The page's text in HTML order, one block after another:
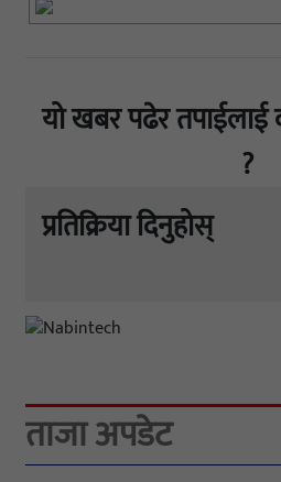
यो खबर पढेर
?
प्रतिक्रिया दिनुहोस्
ताजा अपडेट